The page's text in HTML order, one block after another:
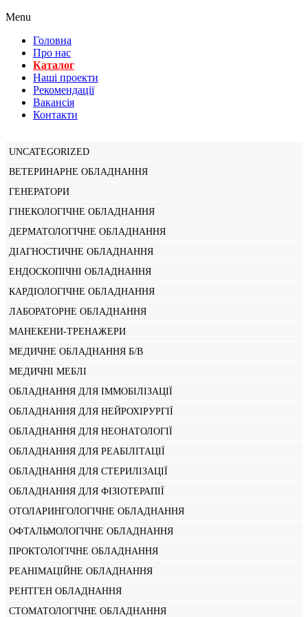
Menu
Головна
Про нас
Каталог
Нашi проекти
Рекомендації
Вакансiя
Контакти
UNCATEGORIZED
ВЕТЕРИНАРНЕ ОБЛАДНАННЯ
ГЕНЕРАТОРИ
ГІНЕКОЛОГІЧНЕ ОБЛАДНАННЯ
ДЕРМАТОЛОГІЧНЕ ОБЛАДНАННЯ
ДІАГНОСТИЧНЕ ОБЛАДНАННЯ
ЕНДОСКОПІЧНІ ОБЛАДНАННЯ
КАРДІОЛОГІЧНЕ ОБЛАДНАННЯ
ЛАБОРАТОРНЕ ОБЛАДНАННЯ
МАНЕКЕНИ-ТРЕНАЖЕРИ
МЕДИЧНЕ ОБЛАДНАННЯ Б/В
МЕДИЧНІ МЕБЛІ
ОБЛАДНАННЯ ДЛЯ ІММОБІЛІЗАЦІЇ
ОБЛАДНАННЯ ДЛЯ НЕЙРОХІРУРГІЇ
ОБЛАДНАННЯ ДЛЯ НЕОНАТОЛОГІЇ
ОБЛАДНАННЯ ДЛЯ РЕАБІЛІТАЦІЇ
ОБЛАДНАННЯ ДЛЯ СТЕРИЛІЗАЦІЇ
ОБЛАДНАННЯ ДЛЯ ФІЗІОТЕРАПІЇ
ОТОЛАРИНГОЛОГІЧНЕ ОБЛАДНАННЯ
ОФТАЛЬМОЛОГІЧНЕ ОБЛАДНАННЯ
ПРОКТОЛОГІЧНЕ ОБЛАДНАННЯ
РЕАНІМАЦІЙНЕ ОБЛАДНАННЯ
РЕНТГЕН ОБЛАДНАННЯ
СТОМАТОЛОГІЧНЕ ОБЛАДНАННЯ